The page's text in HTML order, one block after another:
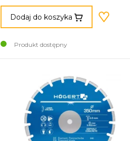
Dodaj do koszyka
Produkt dostępny